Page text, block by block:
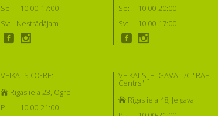
Se:
10:00-17:00
Sv:
Nestrādājam
Se:
10:00-20:00
Sv:
10:00-17:00
VEIKALS OGRĒ:
Rīgas iela 23, Ogre
P:
10:00-21:00
VEIKALS JELGAVĀ T/C "RAF
Centrs":
Rīgas iela 48, Jelgava